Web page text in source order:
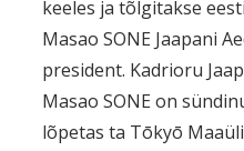
keeles ja tõlgitakse
Masao SONE Jaapani
president. Kadrioru
Masao SONE on
lõpetas ta Tōkyō